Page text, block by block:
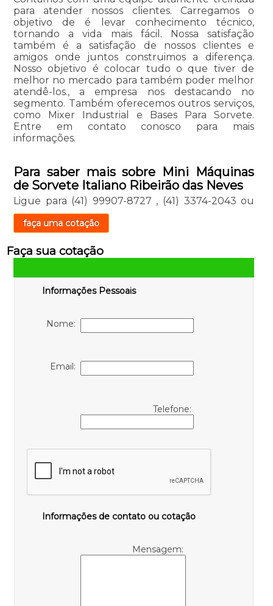
para atender nossos clientes. Carregamos o
objetivo de é levar conhecimento técnico,
tornando a vida mais fácil. Nossa satisfação
também é a satisfação de nossos clientes e
amigos onde juntos construimos a diferença.
Nosso objetivo é colocar tudo o que tiver de
melhor no mercado para também poder melhor
atendê-los., a empresa nos destacando no
segmento. Também oferecemos outros serviços,
como Mixer Industrial e Bases Para Sorvete.
Entre em contato conosco para mais
informações.
Para saber mais sobre Mini Máquinas
de Sorvete Italiano Ribeirão das Neves
Ligue para (41) 99907-8727 , (41) 3374-2043 ou
faça uma cotação
Faça sua cotação
Informações Pessoais
Nome:
Email:
Telefone:
Informações de contato ou cotação
Mensagem: